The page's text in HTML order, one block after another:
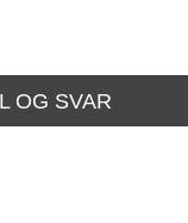
OG SVAR